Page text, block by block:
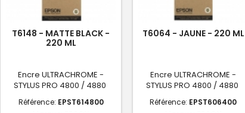
T6148 - MATTE BLACK -
220 ML
Encre ULTRACHROME -
STYLUS PRO 4800 / 4880
Référence: EPST614800
T6064 - JAUNE - 220 ML
Encre ULTRACHROME -
STYLUS PRO 4800 / 4880
Référence: EPST606400